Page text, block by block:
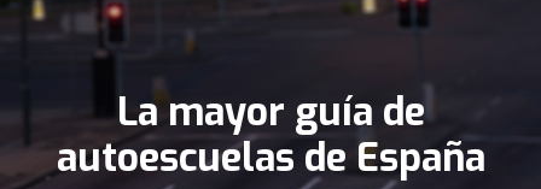
La mayor guía de
autoescuelas de España